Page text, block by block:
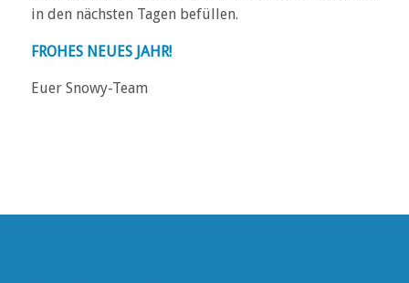
in den nächsten Tagen befüllen.
FROHES NEUES JAHR!
Euer Snowy-Team